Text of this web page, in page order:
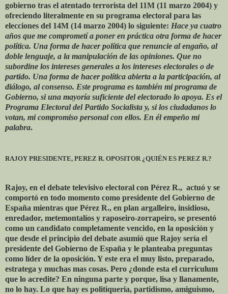
gobierno tras el atentado terrorista del 11M (11 marzo 2004) y
ofreciendo literalmente en su programa electoral para las
elecciones del 14M (14 marzo 2004) lo siguiente: Hace ya cuatro
años que me comprometí a poner en práctica otra forma de hacer
política. Una forma de hacer política que renuncie al engaño, al
doble lenguaje, a la manipulación de las opiniones. Que no
subordine los intereses generales a los intereses electorales o de
partido. Una forma de hacer política abierta a la participación, al
diálogo, al consenso. Este programa es también mi programa de
Gobierno, si una mayoría suficiente del electorado lo apoya. Es el
Programa Electoral del Partido Socialista y, si los ciudadanos lo
votan, mi compromiso personal con ellos. En él empeño mi
palabra.
RAJOY PRESIDENTE, PEREZ R. OPOSITOR ¿QUIÉN ES PEREZ R.?
Rajoy, en el debate televisivo electoral con Pérez R., actuó y se
comportó en todo momento como presidente del Gobierno de
España mientras que Pérez R., en plan argalleiro, insidioso,
enredador, metemontalíos y raposeiro-zorrapeiro, se presentó
como un candidato completamente vencido, en la oposición y
que desde el principio del debate asumió que Rajoy sería el
presidente del Gobierno de España y le planteaba preguntas
como líder de la oposición. Y este era el muy listo, preparado,
estratega y muchas mas cosas. Pero ¿donde esta el curriculum
que lo acredite? En ninguna parte y porque, lisa y llanamente,
no lo hay. Lo que hay es politiqueria, partidismo, amiguismo,